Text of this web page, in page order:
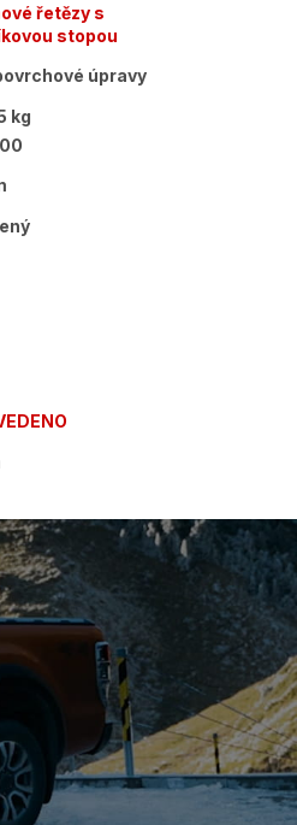
řetězy s
stopou
úpravy
kg